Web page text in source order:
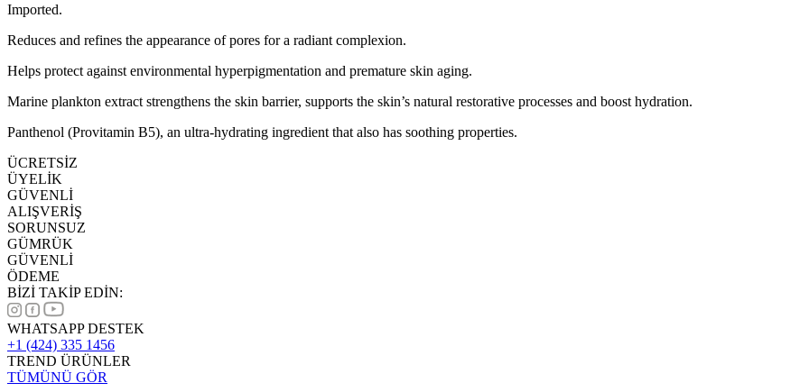
Imported.
Reduces and refines the appearance of pores for a radiant complexion.
Helps protect against environmental hyperpigmentation and premature skin aging.
Marine plankton extract strengthens the skin barrier, supports the skin’s natural restorative processes and boost hydration.
Panthenol (Provitamin B5), an ultra-hydrating ingredient that also has soothing properties.
ÜCRETSİZ
ÜYELİK
GÜVENLİ
ALIŞVERİŞ
SORUNSUZ
GÜMRÜK
GÜVENLİ
ÖDEME
BİZİ TAKİP EDİN:
WHATSAPP DESTEK
+1 (424) 335 1456
TREND ÜRÜNLER
TÜMÜNÜ GÖR